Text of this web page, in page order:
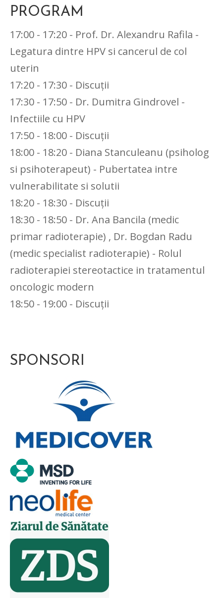
PROGRAM
17:00 - 17:20 - Prof. Dr. Alexandru Rafila -
Legatura dintre HPV si cancerul de col
uterin
17:20 - 17:30 - Discuții
17:30 - 17:50 - Dr. Dumitra Gindrovel -
Infectiile cu HPV
17:50 - 18:00 - Discuții
18:00 - 18:20 - Diana Stanculeanu (psiholog
si psihoterapeut) - Pubertatea intre
vulnerabilitate si solutii
18:20 - 18:30 - Discuții
18:30 - 18:50 - Dr. Ana Bancila (medic
primar radioterapie) , Dr. Bogdan Radu
(medic specialist radioterapie) - Rolul
radioterapiei stereotactice in tratamentul
oncologic modern
18:50 - 19:00 - Discuții
SPONSORI